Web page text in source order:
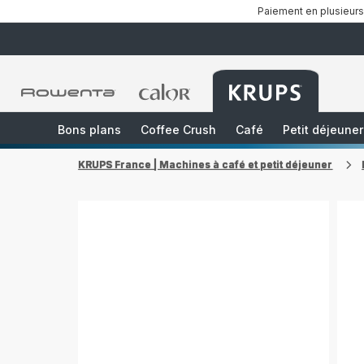
Paiement en
Accueil
Accueil
Accueil
Bons plans
Coffee Crush Café Petit déjeuner
KRUPS France | Machines à café et petit déjeuner